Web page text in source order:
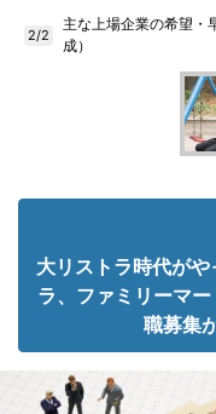
2/2
主な上場企業の希望・
成）
大リストラ時代が
ラ、ファミリーマ
職募集